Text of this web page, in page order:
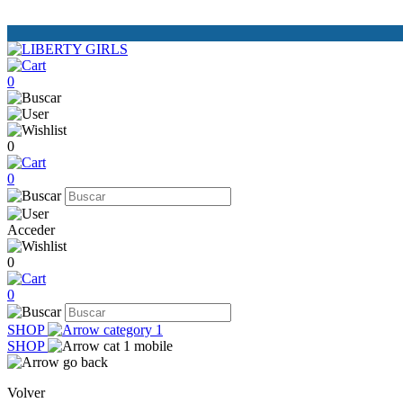
0
0
0
Acceder
0
0
SHOP
SHOP
Volver